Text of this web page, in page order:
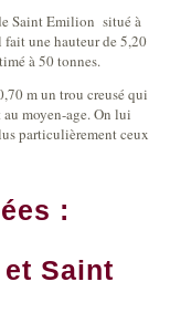
Saint Emilion situé à
une hauteur de 5,20
à 50 tonnes.
m un trou creusé qui
moyen-age. On lui
particulièrement ceux
:
Saint